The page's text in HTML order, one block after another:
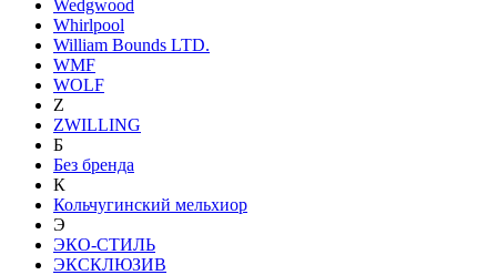
Wedgwood
Whirlpool
William Bounds LTD.
WMF
WOLF
Z
ZWILLING
Б
Без бренда
К
Кольчугинский мельхиор
Э
ЭКО-СТИЛЬ
ЭКСКЛЮЗИВ